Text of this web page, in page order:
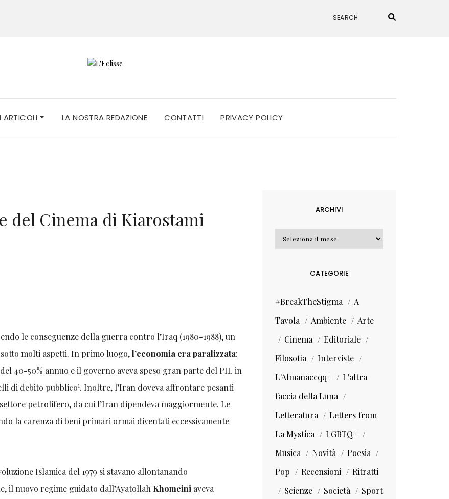
ARTICOLI LA NOSTRA REDAZIONE CONTATTI PRIVACY POLICY
del Cinema di Kiarostami
le conseguenze della guerra contro l’Iraq (1980-1988), un
molti aspetti. In primo luogo,l’economia era paralizzata:
40-50% annuo e il governo aveva speso gran parte del PIL in
di debito pubblico1. Inoltre, l’Iran doveva affrontare pesanti
petrolifero, da cui l’Iran dipendeva maggiormente. Le
la carenza di beni primari ormai diventati eccessivamente
Islamica del 1979 si stavano allontanando
il nuovo regime guidato dall’Ayatollah Khomeini aveva
ARCHIVI
Archivi
CATEGORIE
#BreakTheStigma
A
Tavola
Ambiente
Arte
Cinema
Editoriale
Filosofia
Interviste
L'Almanaccqq+
L'altra
faccia della Luna
Letteratura
Letters from
La Mystica
LGBTQ+
Musica
Novità
Poesia
Pop
Recensioni
Ritratti
Scienze
Società Sport